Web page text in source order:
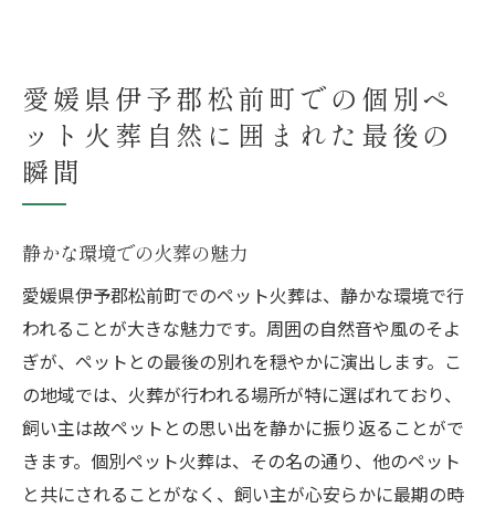
愛媛県伊予郡松前町での個別ペ
ット火葬自然に囲まれた最後の
瞬間
静かな環境での火葬の魅力
愛媛県伊予郡松前町でのペット火葬は、静かな環境で行
われることが大きな魅力です。周囲の自然音や風のそよ
ぎが、ペットとの最後の別れを穏やかに演出します。こ
の地域では、火葬が行われる場所が特に選ばれており、
飼い主は故ペットとの思い出を静かに振り返ることがで
きます。個別ペット火葬は、その名の通り、他のペット
と共にされることがなく、飼い主が心安らかに最期の時